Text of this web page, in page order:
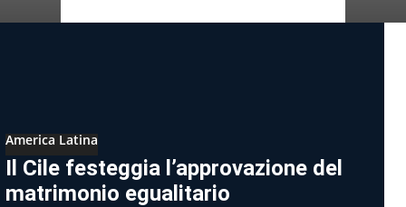
America Latina
Il Cile festeggia l’approvazione del
matrimonio egualitario